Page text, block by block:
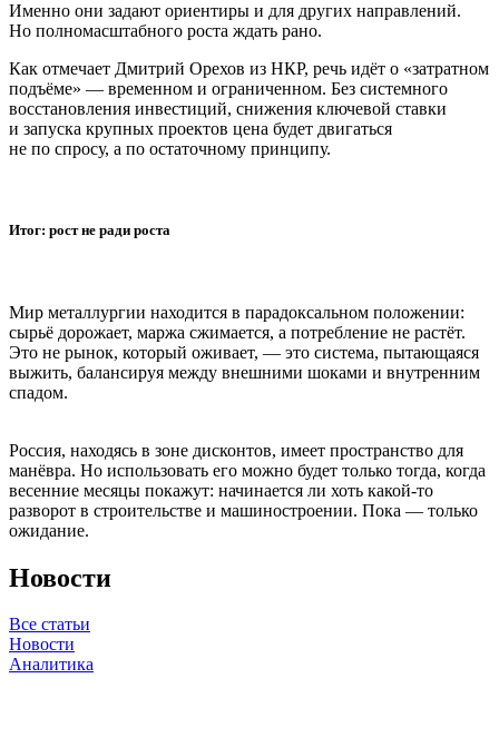
Именно они задают ориентиры и для других направлений.
Но полномасштабного роста ждать рано.
Как отмечает Дмитрий Орехов из НКР, речь идёт о «затратном
подъёме» — временном и ограниченном. Без системного
восстановления инвестиций, снижения ключевой ставки
и запуска крупных проектов цена будет двигаться
не по спросу, а по остаточному принципу.
Итог: рост не ради роста
Мир металлургии находится в парадоксальном положении:
сырьё дорожает, маржа сжимается, а потребление не растёт.
Это не рынок, который оживает, — это система, пытающаяся
выжить, балансируя между внешними шоками и внутренним
спадом.
Россия, находясь в зоне дисконтов, имеет пространство для
манёвра. Но использовать его можно будет только тогда, когда
весенние месяцы покажут: начинается ли хоть какой-то
разворот в строительстве и машиностроении. Пока — только
ожидание.
Новости
Все статьи
Новости
Аналитика